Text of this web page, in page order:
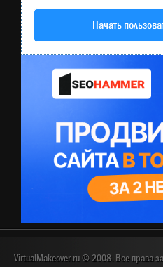
Начать
VirtualMakeover.ru © 2008. Все права